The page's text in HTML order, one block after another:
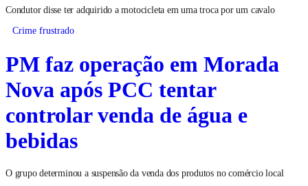
Condutor disse ter adquirido a motocicleta em uma troca por um cavalo
Crime frustrado
PM faz operação em Morada
Nova após PCC tentar
controlar venda de água e
bebidas
O grupo determinou a suspensão da venda dos produtos no comércio local